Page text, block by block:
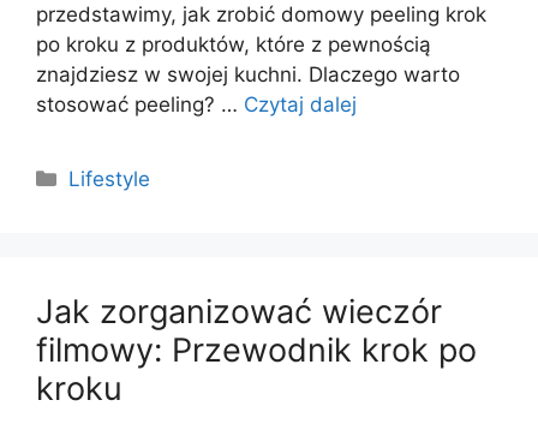
przedstawimy, jak zrobić domowy peeling krok
po kroku z produktów, które z pewnością
znajdziesz w swojej kuchni. Dlaczego warto
stosować peeling? … Czytaj dalej
Kategorie
Lifestyle
Jak zorganizować wieczór
filmowy: Przewodnik krok po
kroku